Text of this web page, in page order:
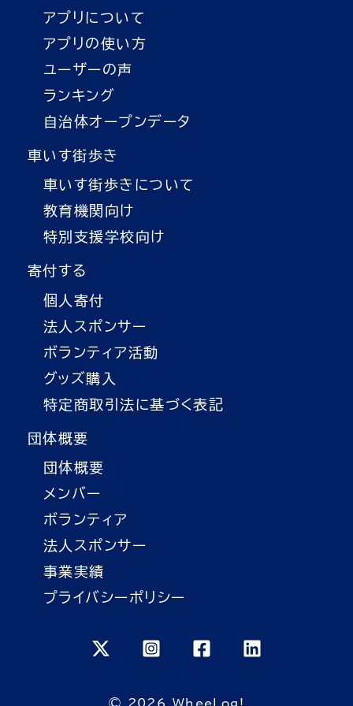
アプリについて
アプリの使い方
ユーザーの声
ランキング
自治体オープンデータ
車いす街歩き
車いす街歩きについて
教育機関向け
特別支援学校向け
寄付する
個人寄付
法人スポンサー
ボランティア活動
グッズ購入
特定商取引法に基づく表記
団体概要
団体概要
メンバー
ボランティア
法人スポンサー
事業実績
プライバシーポリシー
© 2026 WheeLog!